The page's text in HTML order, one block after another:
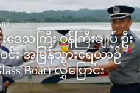
ဒေသကြီး ဝန်ကြီးချုပ် ဦး
င်း အမြန်သွားရေယာဉ်
Boat) လွှဲပြောင်း
း၊ အမျိုးသမီး ဘတ်စ
ြိုင်ပွဲနှင့် ဆုချီးမြှင့်ခြင်း
ားသို့ ပဲခူးတိုင်းဒေသကြီး
ပ် ဦးမျိုးဆွေဝင်းနှင့် ဇနီး
စိုးသက် တို့တက်ရောက်